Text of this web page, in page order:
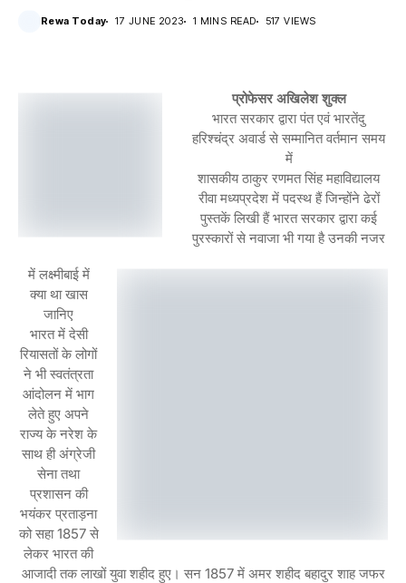
Rewa Today 17 JUNE 2023 1 MINS READ 517 VIEWS
प्रोफेसर अखिलेश शुक्ल
भारत सरकार द्वारा पंत एवं भारतेंदु
हरिश्चंद्र अवार्ड से सम्मानित वर्तमान समय
में
शासकीय ठाकुर रणमत सिंह महाविद्यालय
रीवा मध्यप्रदेश में पदस्थ हैं जिन्होंने ढेरों
पुस्तकें लिखी हैं भारत सरकार द्वारा कई
पुरस्कारों से नवाजा भी गया है उनकी नजर
में लक्ष्मीबाई में
क्या था खास
जानिए
भारत में देसी
रियासतों के लोगों
ने भी स्वतंत्रता
आंदोलन में भाग
लेते हुए अपने
राज्य के नरेश के
साथ ही अंग्रेजी
सेना तथा
प्रशासन की
भयंकर प्रताड़ना
को सहा 1857 से
लेकर भारत की
आजादी तक लाखों युवा शहीद हुए। सन 1857 में अमर शहीद बहादुर शाह जफर